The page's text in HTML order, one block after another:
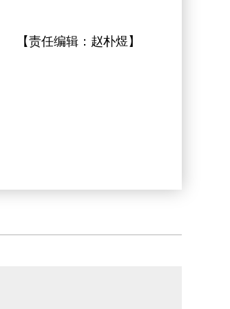
【责任编辑： 赵朴煜 】